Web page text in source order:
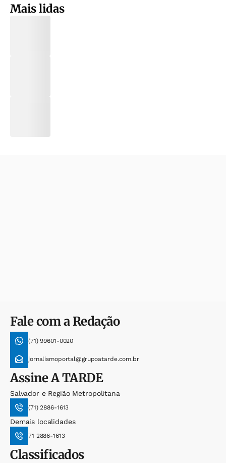
Mais lidas
Fale com a Redação
(71) 99601-0020
jornalismoportal@grupoatarde.com.br
AssineA TARDE
Salvador e Região Metropolitana
(71) 2886-1613
Demais localidades
71 2886-1613
Classificados